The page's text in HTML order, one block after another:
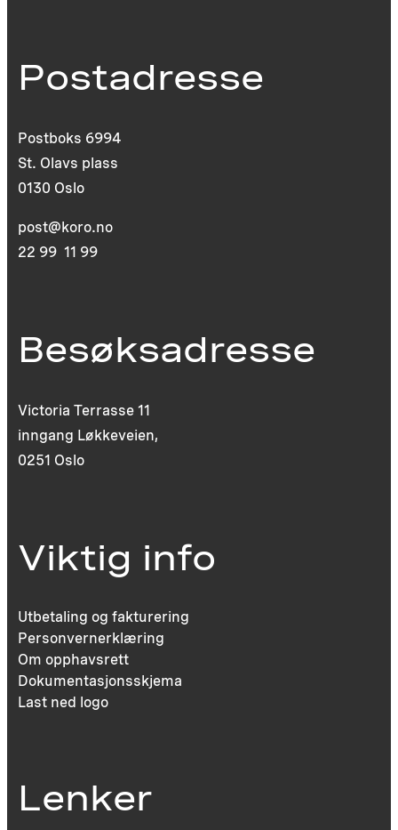
Postadresse
Postboks 6994
St. Olavs plass
0130 Oslo
post@koro.no
22 99 11 99
Besøksadresse
Victoria Terrasse 11
inngang Løkkeveien,
0251 Oslo
Viktig info
Utbetaling og fakturering
Personvernerklæring
Om opphavsrett
Dokumentasjonsskjema
Last ned logo
Lenker